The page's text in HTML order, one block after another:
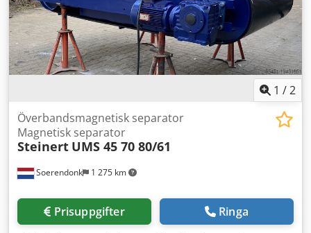
1 /2
Soerendonk 1 275 km
Överbandsmagnetisk separator
Magnetisk separator
Steinert UMS 45 70 80/61
Prisuppgifter Ringa